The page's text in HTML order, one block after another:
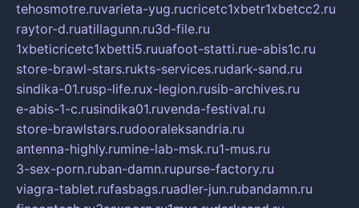
tehosmotre.ruvarieta-yug.rucricetc1xbetr1xbetcc2.ru
raytor-d.ruatillagunn.ru3d-file.ru
1xbeticricetc1xbetti5.ruuafoot-statti.rue-abis1c.ru
store-brawl-stars.rukts-services.rudark-sand.ru
sindika-01.rusp-life.rux-legion.rusib-archives.ru
e-abis-1-c.rusindika01.ruvenda-festival.ru
store-brawlstars.rudooraleksandria.ru
antenna-highly.rumine-lab-msk.ru1-mus.ru
3-sex-porn.ruban-damn.rupurse-factory.ru
viagra-tablet.rufasbags.ruadler-jun.rubandamn.ru